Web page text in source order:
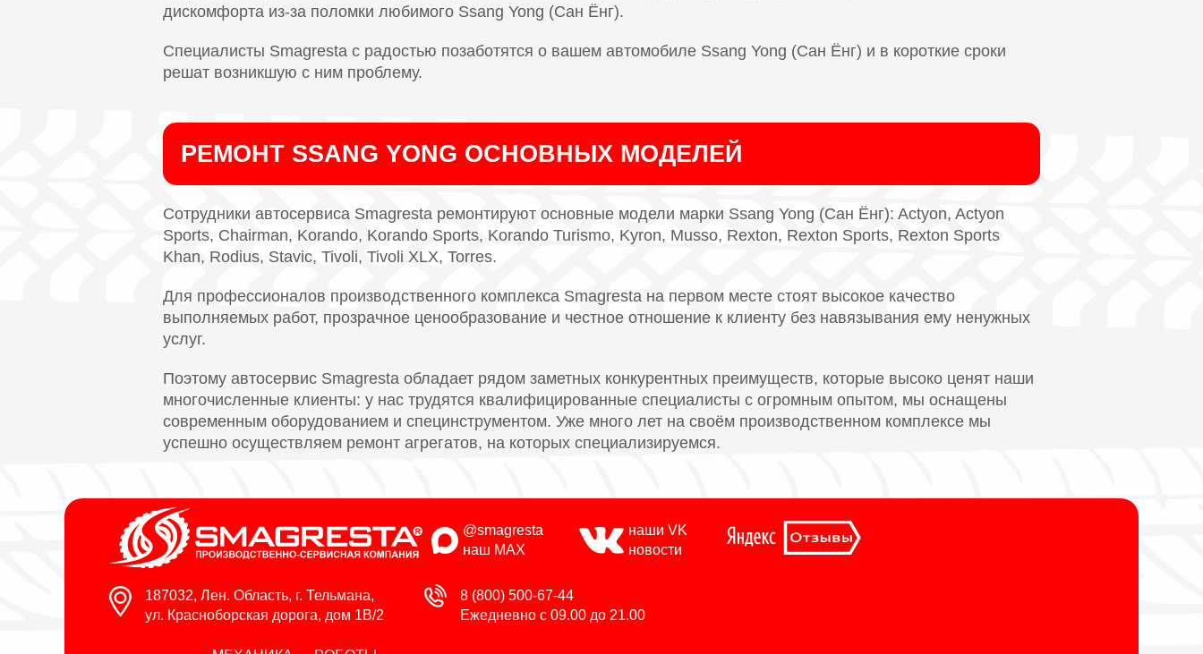
дискомфорта из-за поломки любимого Ssang Yong (Сан Ёнг).
Специалисты Smagresta с радостью позаботятся о вашем автомобиле Ssang Yong (Сан Ёнг) и в короткие сроки
решат возникшую с ним проблему.
РЕМОНТ SSANG YONG ОСНОВНЫХ МОДЕЛЕЙ
Сотрудники автосервиса Smagresta ремонтируют основные модели марки Ssang Yong (Сан Ёнг): Actyon, Actyon
Sports, Chairman, Korando, Korando Sports, Korando Turismo, Kyron, Musso, Rexton, Rexton Sports, Rexton Sports
Khan, Rodius, Stavic, Tivoli, Tivoli XLX, Torres.
Для профессионалов производственного комплекса Smagresta на первом месте стоят высокое качество
выполняемых работ, прозрачное ценообразование и честное отношение к клиенту без навязывания ему ненужных
услуг.
Поэтому автосервис Smagresta обладает рядом заметных конкурентных преимуществ, которые высоко ценят наши
многочисленные клиенты: у нас трудятся квалифицированные специалисты с огромным опытом, мы оснащены
современным оборудованием и специнструментом. Уже много лет на своём производственном комплексе мы
успешно осуществляем ремонт агрегатов, на которых специализируемся.
@smagresta
наш MAX
наши VK
новости
187032, Лен. Область, г. Тельмана,
ул. Красноборская дорога, дом 1В/2
8 (800) 500-67-44
Ежедневно с 09.00 до 21.00